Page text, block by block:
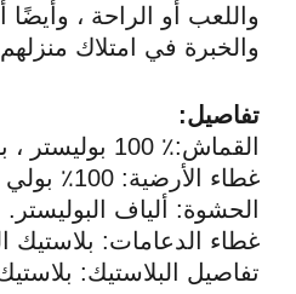
واللعب أو الراحة ، وأيضًا
والخبرة في امتلاك منزلهم
:تفاصيل
.القماش:٪ 100 بوليستر ، بولي يوريثين
.غطاء الأرضية: 100٪ بولي إيثيلين
.الحشوة: ألياف البوليستر
.غطاء الدعامات: بلاستيك
.تفاصيل البلاستيك: